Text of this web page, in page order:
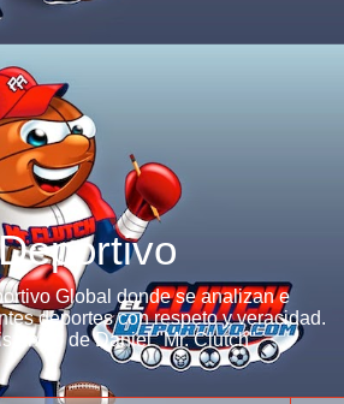
Global donde se analizan e
deportes con respeto y veracidad.
único de Daniel "Mr. Clutch"